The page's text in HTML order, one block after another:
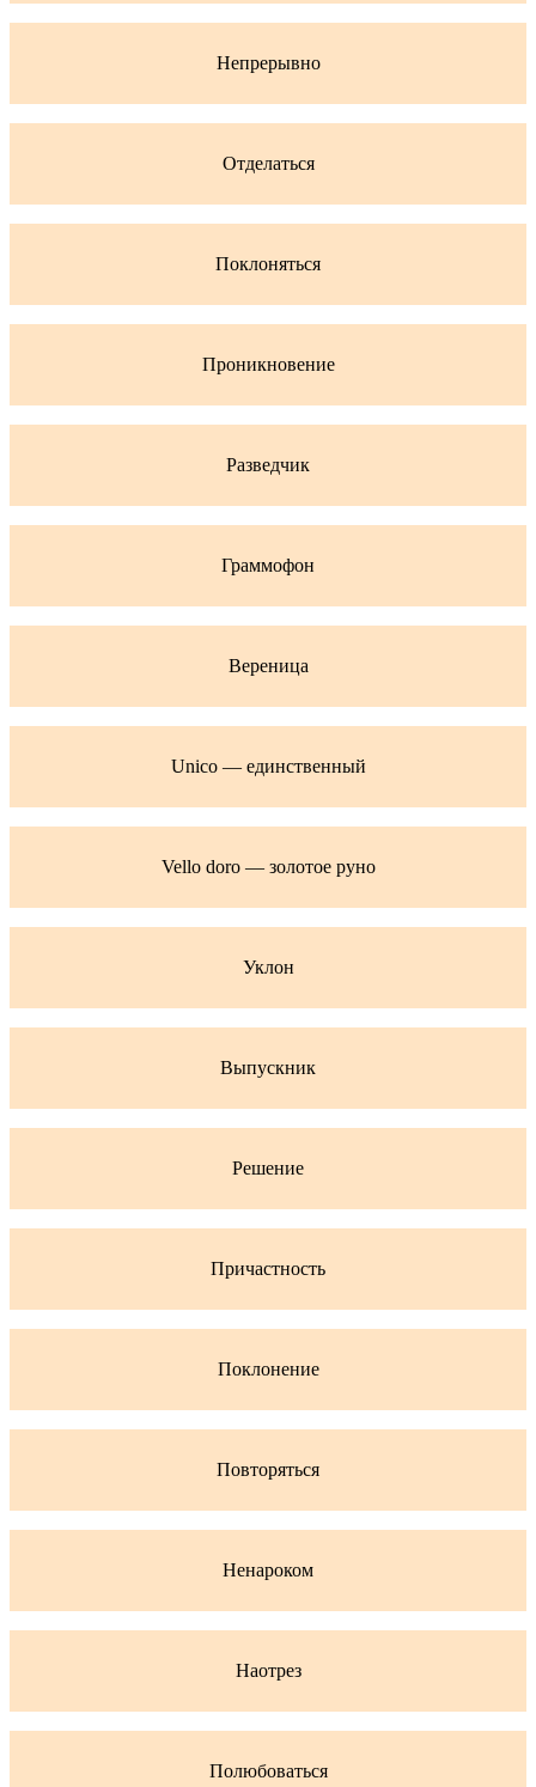
Непрерывно
Отделаться
Поклоняться
Проникновение
Разведчик
Граммофон
Вереница
Unico — единственный
Vello doro — золотое руно
Уклон
Выпускник
Решение
Причастность
Поклонение
Повторяться
Ненароком
Наотрез
Полюбоваться